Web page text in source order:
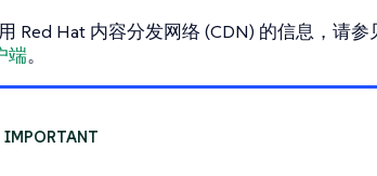
Red Hat 内容分发网络 (CDN) 的信息，请参
端。